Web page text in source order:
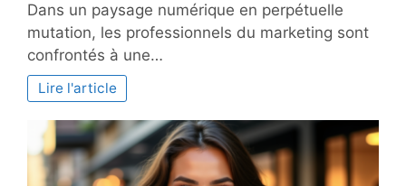
approfondie
de
:
stratégique
incontournable
pour
Dans un paysage numérique en perpétuelle
mutation, les professionnels du marketing sont
confrontés à une…
Lire l'article